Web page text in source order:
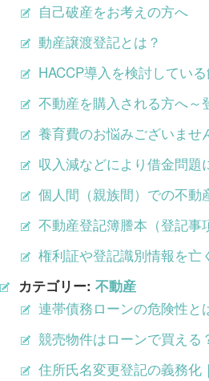
自己破産をお考えの方へ
動産譲渡登記とは？
HACCP導入を検討してい
不動産を購入される方へ～
養育費のお悩みございませ
収入減などにより借金問題
個人間（親族間）での不
不動産登記簿謄本（登記事
権利証や登記識別情報を亡
カテゴリー: 不動産
連帯債務ローンの危険性
競売物件はローンで買え
住所氏名変更登記の義務